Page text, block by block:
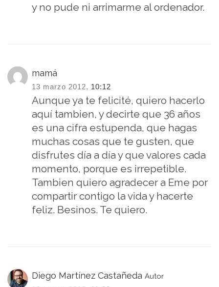
y no pude ni arrimarme al ordenador.
mamá
13 marzo 2012, 10:12
Aunque ya te felicité, quiero hacerlo
aquí tambien, y decirte que 36 años
es una cifra estupenda, que hagas
muchas cosas que te gusten, que
disfrutes día a día y que valores cada
momento, porque es irrepetible.
Tambien quiero agradecer a Eme por
compartir contigo la vida y hacerte
feliz. Besinos. Te quiero.
Diego Martínez Castañeda Autor